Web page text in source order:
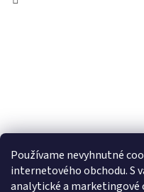
Používame nevyhnutné
internetového obchodu. S
analytické a marketingové